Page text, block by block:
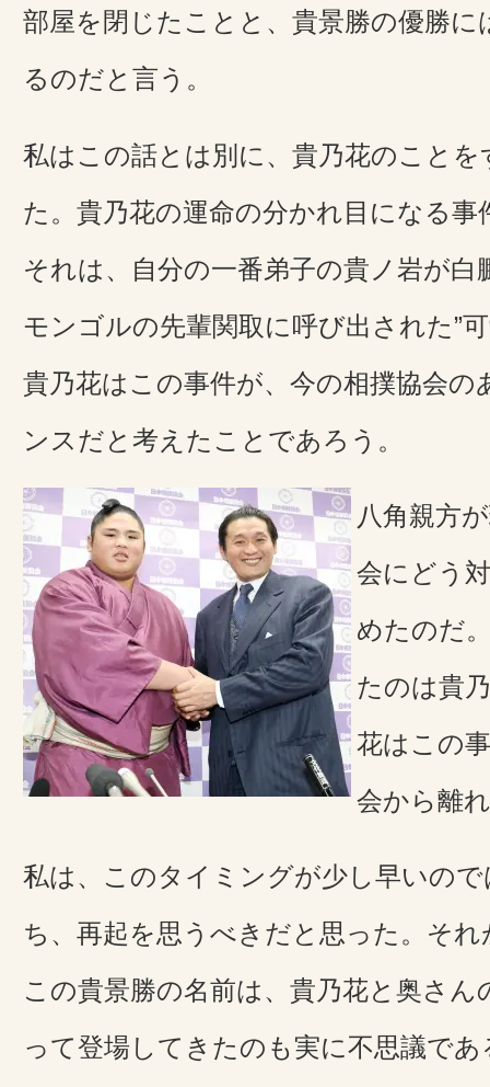
部屋を閉じたことと、貴景勝の優勝
るのだと言う。
私はこの話とは別に、貴乃花のこと
た。貴乃花の運命の分かれ目になる事
それは、自分の一番弟子の貴ノ岩が白
モンゴルの先輩関取に呼び出された”
貴乃花はこの事件が、今の相撲協会の
ンスだと考えたことであろう。
八角親方
会にどう
めたのだ
たのは貴
花はこの
会から離
私は、このタイミングが少し早いの
ち、再起を思うべきだと思った。そ
この貴景勝の名前は、貴乃花と奥さん
って登場してきたのも実に不思議であ